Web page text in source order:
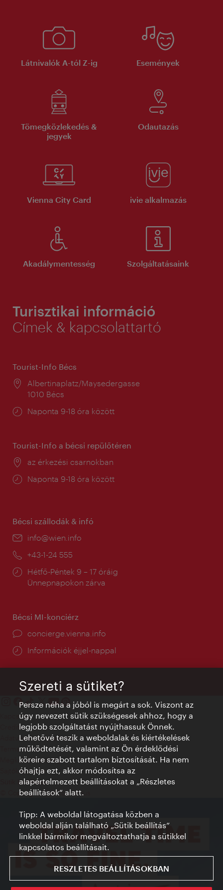
Látnivalók A-tól Z-ig Események
Tömegközlekedés &
jegyek
Odautazás
Vienna City Card ivie alkalmazás
Akadálymentesség Szolgáltatásaink
Turisztikai információ
Címek & kapcsolattartó
Tourist-Info Bécs
Helyszín:
Albertinaplatz/Maysedergasse
1010 Bécs
Nyitva
Naponta 9-18 óra között
Tourist-Info a bécsi repülőtéren
Helyszín:
az érkezési csarnokban
Nyitva
Naponta 9-18 óra között
Bécsi szállodák & infó
E-
info@wien.info
Telefon:
+43-1-24 555
Nyitva
tartás:
Hétfő-Péntek 9 – 17 óráig
Ünnepnapokon zárva
Bécsi MI-konciérz
concierge.vienna.info
Információk éjjel-nappal
Kapcsolat
Credits
Adatvédelmi nyilatkozat
Terms of Use
Megközelíthetőség
Sajtókapcsolat
Sütik beállítása
© Copyright WienTourismus
Szereti a sütiket?
Persze néha a jóból is megárt a sok. Viszont az
úgy nevezett sütik szükségesek ahhoz, hogy a
legjobb szolgáltatást nyújthassuk Önnek.
Lehetővé teszik a weboldalak és kiértékelések
működtetését, valamint az Ön érdeklődési
köreire szabott tartalom biztosítását. Ha nem
óhajtja ezt, akkor módosítsa az
alapértelmezett beállításokat a „Részletes
beállítások“ alatt.
Tipp: A weboldal látogatása közben a
weboldal alján található „Sütik beállítás”
linkkel bármikor megváltoztathatja a sütikkel
kapcsolatos beállításait.
RESZLETES BEÁLLÍTÁSOKBAN